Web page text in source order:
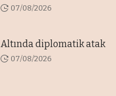
07/08/2026
Altında diplomatik atak
07/08/2026